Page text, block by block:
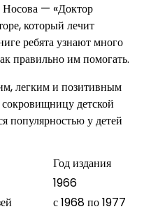
Носова — «Доктор
который лечит
ребята узнают много
правильно им помогать.
легким и позитивным
детской
популярностью у детей
Год издания
1966
с 1968 по 1977